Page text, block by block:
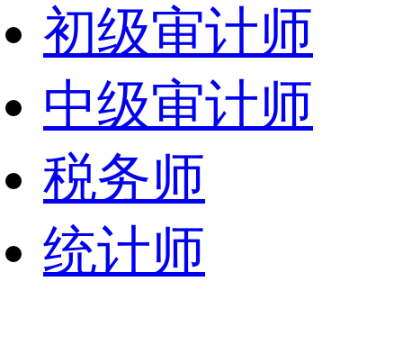
初级审计师
中级审计师
税务师
统计师